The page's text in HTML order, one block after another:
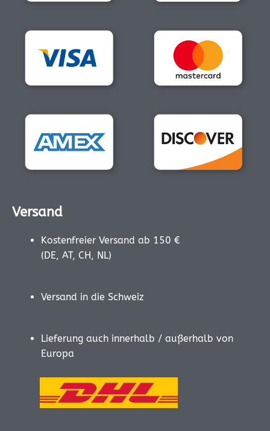
Versand
Kostenfreier Versand ab 150 €
(DE, AT, CH, NL)
Versand in die Schweiz
Lieferung auch innerhalb / außerhalb von
Europa